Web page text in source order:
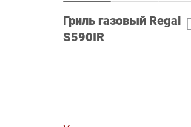
Гриль газовый Regal
S590IR